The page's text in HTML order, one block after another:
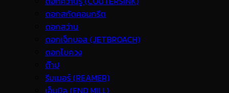
ดอกสกัดคอนกรีต
ดอกสว่าน
ดอกเจ็ทบอส (JETBROACH)
ดอกไขควง
ต๊าป
รีมเมอร์ (REAMER)
เอ็นมิล (END MILL)